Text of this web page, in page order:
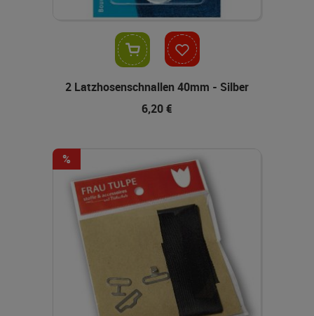
2 Latzhosenschnallen 40mm - Silber
6,20 €
-12%